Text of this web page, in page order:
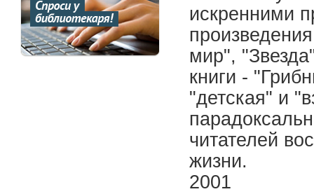
искренними
мир",
книги -
"детская" и
читателей
жизни.
2001